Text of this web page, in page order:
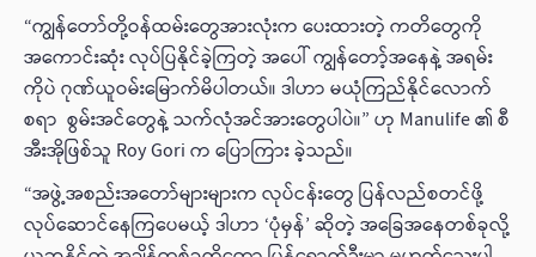
“ကျွန်တော်တို့ဝန်ထမ်းတွေအားလုံးက ပေးထားတဲ့ ကတိတွေကို
အကောင်းဆုံး လုပ်ပြနိုင်ခဲ့ကြတဲ့ အပေါ် ကျွန်တော့်အနေနဲ့ အရမ်း
ကိုပဲ ဂုဏ်ယူဝမ်းမြောက်မိပါတယ်။ ဒါဟာ မယုံကြည်နိုင်လောက်
စရာ စွမ်းအင်တွေနဲ့ သက်လုံအင်အားတွေပါပဲ။” ဟု Manulife ၏ စီ
အီးအိုဖြစ်သူ Roy Gori က ပြောကြား ခဲ့သည်။
“အဖွဲ့အစည်းအတော်များများက လုပ်ငန်းတွေ ပြန်လည်စတင်ဖို့
လုပ်ဆောင်နေကြပေမယ့် ဒါဟာ ‘ပုံမှန်’ ဆိုတဲ့ အခြေအနေတစ်ခုလို့